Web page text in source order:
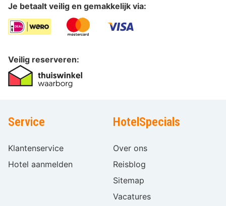
Je betaalt veilig en gemakkelijk via:
Veilig reserveren:
Service
Klantenservice
Hotel aanmelden
HotelSpecials
Over ons
Reisblog
Sitemap
Vacatures